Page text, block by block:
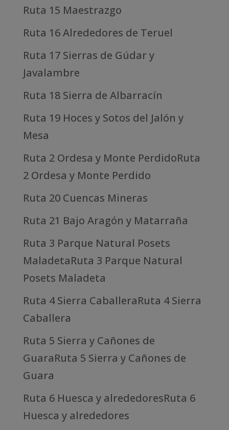
Ruta 15 Maestrazgo
Ruta 16 Alrededores de Teruel
Ruta 17 Sierras de Gúdar y
Javalambre
Ruta 18 Sierra de Albarracín
Ruta 19 Hoces y Sotos del Jalón y
Mesa
Ruta 2 Ordesa y Monte PerdidoRuta
2 Ordesa y Monte Perdido
Ruta 20 Cuencas Mineras
Ruta 21 Bajo Aragón y Matarraña
Ruta 3 Parque Natural Posets
MaladetaRuta 3 Parque Natural
Posets Maladeta
Ruta 4 Sierra CaballeraRuta 4 Sierra
Caballera
Ruta 5 Sierra y Cañones de
GuaraRuta 5 Sierra y Cañones de
Guara
Ruta 6 Huesca y alrededoresRuta 6
Huesca y alrededores